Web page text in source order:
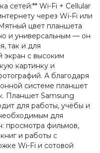
сетей:** Wi-Fi + Cellular
через Wi-Fi или
цвет планшета
и универсальным — он
так и для
с высоким
картинку и
А благодаря
системе планшет
Планшет Samsung
для работы, учёбы и
для
просмотра фильмов,
и работы с
Wi-Fi и сотовой